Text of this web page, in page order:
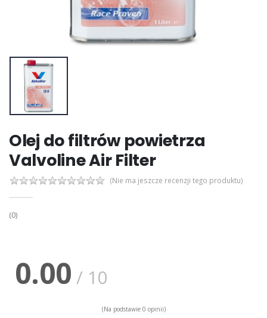
Olej do filtrów powietrza
Valvoline Air Filter
(Nie ma jeszcze recenzji tego produktu)
(0)
0.00 / 10
(Na podstawie 0 opinii)